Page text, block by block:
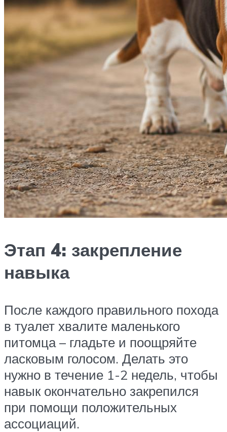
Этап 4: закрепление
навыка
После каждого правильного похода
в туалет хвалите маленького
питомца – гладьте и поощряйте
ласковым голосом. Делать это
нужно в течение 1-2 недель, чтобы
навык окончательно закрепился
при помощи положительных
ассоциаций.